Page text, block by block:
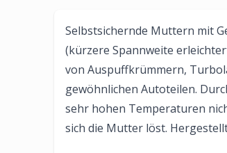
Selbstsichernde Muttern mit
(kürzere Spannweite
von Auspuffkrümmern,
gewöhnlichen Autoteilen.
sehr hohen Temperaturen
sich die Mutter löst.